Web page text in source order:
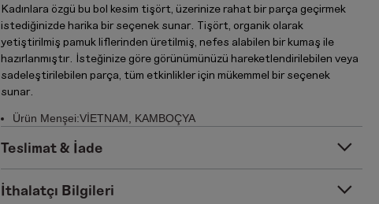
Kadınlara özgü bu bol kesim tişört, üzerinize rahat bir parça geçirmek
istediğinizde harika bir seçenek sunar. Tişört, organik olarak
yetiştirilmiş pamuk liflerinden üretilmiş, nefes alabilen bir kumaş ile
hazırlanmıştır. İsteğinize göre görünümünüzü hareketlendirilebilen veya
sadeleştirilebilen parça, tüm etkinlikler için mükemmel bir seçenek
sunar.
Ürün Menşei:VİETNAM, KAMBOÇYA
Teslimat & İade
İthalatçı Bilgileri